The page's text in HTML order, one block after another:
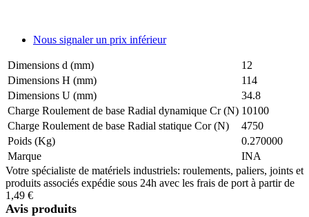
Nous signaler un prix inférieur
Dimensions d (mm)
12
Dimensions H (mm)
114
Dimensions U (mm)
34.8
Charge Roulement de base Radial dynamique Cr (N) 10100
Charge Roulement de base Radial statique Cor (N)
4750
Poids (Kg)
0.270000
Marque
INA
Votre spécialiste de matériels industriels: roulements, paliers, joints et
produits associés expédie sous 24h avec les frais de port à partir de
1,49 €
Avis produits